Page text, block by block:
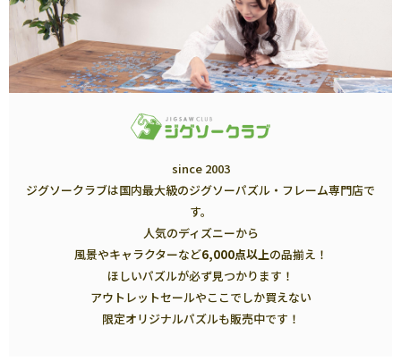
since 2003
ジグソークラブは国内最大級のジグソーパズル・フレーム専門店で
す。
人気のディズニーから
風景やキャラクターなど6,000点以上の品揃え！
ほしいパズルが必ず見つかります！
アウトレットセールやここでしか買えない
限定オリジナルパズルも販売中です！